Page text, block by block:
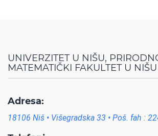
UNIVERZITET U NIŠU,
MATEMATIČKI FAKULTET U NIŠU
Adresa:
18106 Niš • Višegradska 33 • Poš. fah :